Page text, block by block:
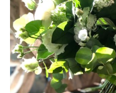
Bouquets
Decorating